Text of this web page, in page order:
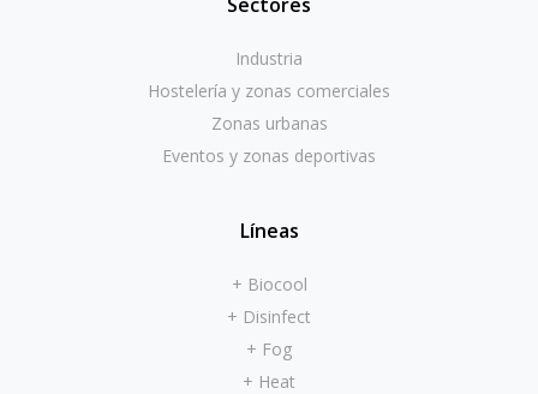
Industria
Hostelería y zonas comerciales
Zonas urbanas
Eventos y zonas deportivas
Líneas
+ Biocool
+ Disinfect
+ Fog
+ Heat